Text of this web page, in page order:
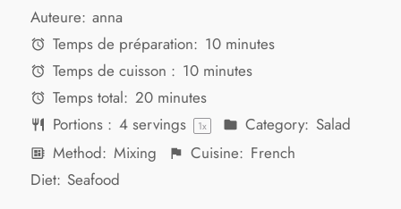
Auteure: anna
Temps de préparation: 10 minutes
Temps de cuisson : 10 minutes
Temps total: 20 minutes
Portions : 4servings 1x Category: Salad
Method: Mixing Cuisine: French
Diet: Seafood